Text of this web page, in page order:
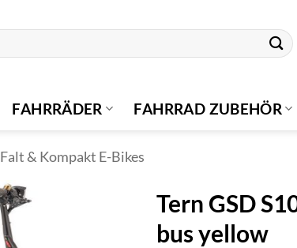
FAHRRÄDER FAHRRAD ZUBEHÖR
Falt & Kompakt E-Bikes
Tern GSD
bus yellow